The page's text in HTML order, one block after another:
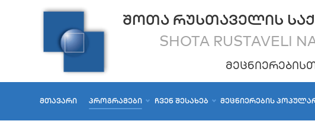
ᲨᲝᲗᲐ ᲠᲣᲡᲗᲐᲕᲔᲚᲘᲡ
SHOTA RUSTAVELI
ᲛᲗᲐᲕᲐᲠᲘ ᲞᲠᲝᲒᲠᲐᲛᲔᲑᲘ ᲩᲕᲔᲜ ᲨᲔᲡᲐᲮᲔᲑ ᲛᲔᲪᲜᲘᲔᲠᲔᲑᲘᲡ